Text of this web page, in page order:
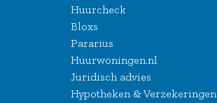
Huurcheck
Bloxs
Pararius
Huurwoningen.nl
Juridisch advies
Hypotheken & Verzekeringen